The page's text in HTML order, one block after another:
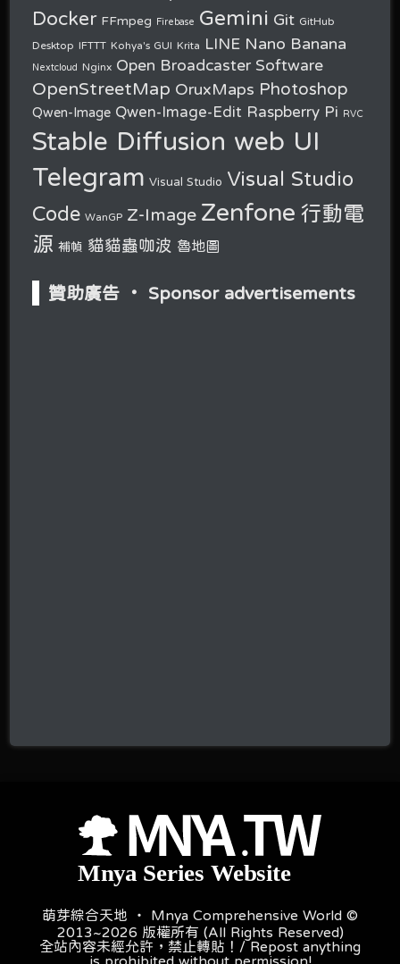
Docker FFmpeg Firebase Gemini Git GitHub
Desktop IFTTT Kohya's GUI Krita LINE Nano Banana
Nextcloud Nginx Open Broadcaster Software
OpenStreetMap OruxMaps Photoshop
Qwen-Image Qwen-Image-Edit Raspberry Pi RVC
Stable Diffusion web UI
Telegram Visual Studio Visual Studio
Code WanGP Z-Image Zenfone 行動電
源 補幀 貓貓蟲咖波 魯地圖
贊助廣告 ‧ Sponsor advertisements
萌芽綜合天地 ‧ Mnya Comprehensive World ©
2013~2026 版權所有 (All Rights Reserved)
全站內容未經允許，禁止轉貼！/ Repost anything
is prohibited without permission!